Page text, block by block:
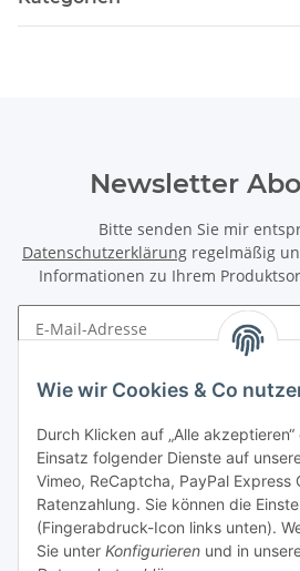
Wie wir Cookies & Co
Durch Klicken auf „Alle
Einsatz folgender Dienste auf
Vimeo, ReCaptcha, PayPal Express
Ratenzahlung. Sie können die
(Fingerabdruck-Icon links unten).
Sie unter Konfigurieren und in
Newsletter
Bitte senden Sie mir
Datenschutzerklärung regelmäßig
Informationen zu Ihrem
Gesetzliche Informationen